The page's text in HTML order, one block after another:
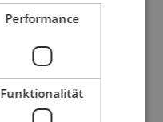
Performance
Funktionalität